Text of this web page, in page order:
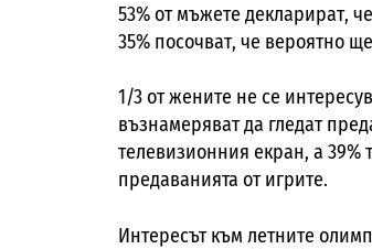
53% от мъжете декларират,
35% посочват, че вероятно
1/3 от жените не се
възнамеряват да гледат
телевизионния екран, а 39%
предаванията от игрите.
Интересът към летните